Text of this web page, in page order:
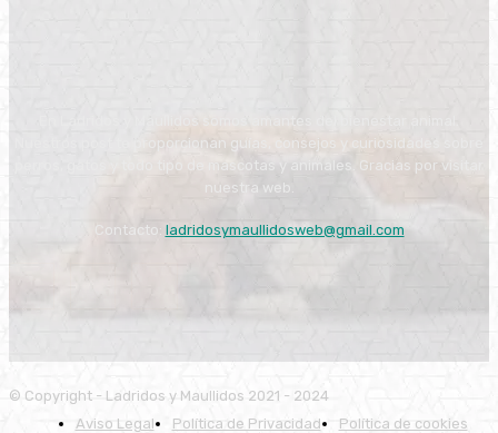
Nuestros post te proporcionan guías, consejos y curiosidades sobre
perros, gatos y todo tipo de mascotas y animales. Gracias por visitar
nuestra web.
Contacto: ladridosymaullidosweb@gmail.com
© Copyright - Ladridos y Maullidos 2021 - 2024
Aviso Legal
Política de Privacidad Política de cookies